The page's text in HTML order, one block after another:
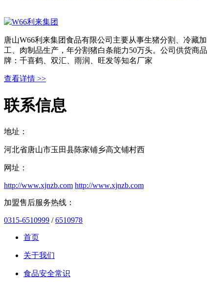
唐山W66利来集团食品有限公司主要从事生猪分割、冷藏加
工、肉制品生产，年分割猪白条能力50万头。公司供货商品
牌：千喜鹤、双汇、雨润、旺发等知名厂家
查看详情 >>
联系信息
地址：
河北省唐山市玉田县陈家铺乡高文铺村西
网址：
http://www.xjnzb.com http://www.xjnzb.com
加盟售后服务热线：
0315-6510999 /6510978
首页
关于我们
食品安全常识